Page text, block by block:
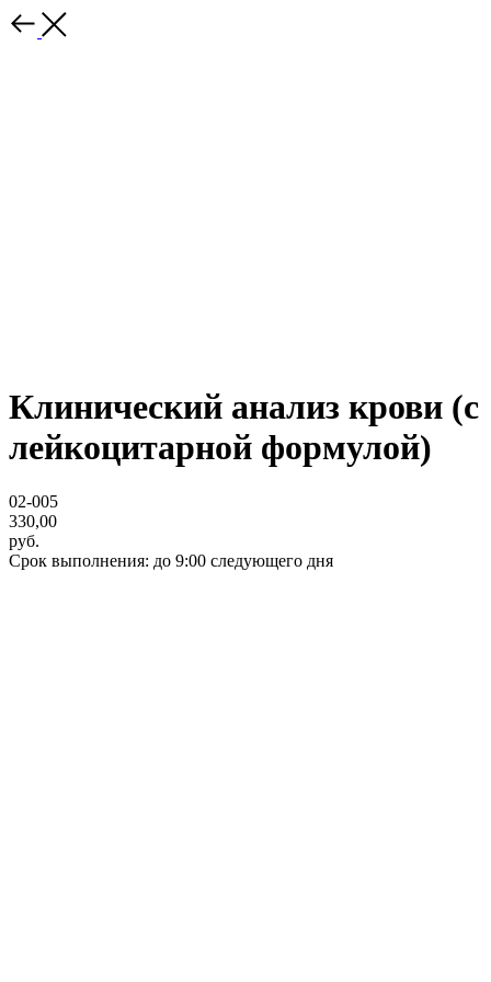
Клинический анализ крови (c
лейкоцитарной формулой)
02-005
330,00
руб.
Срок выполнения: до 9:00 следующего дня